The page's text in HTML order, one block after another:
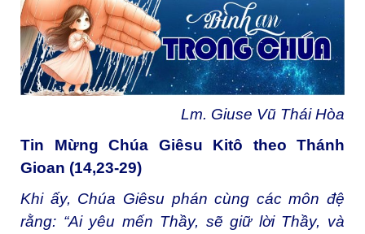
Lm. Giuse Vũ Thái Hòa
Tin Mừng Chúa Giêsu Kitô theo Thánh
Gioan (14,23-29)
Khi ấy, Chúa Giêsu phán cùng các môn đệ
rằng: “Ai yêu mến Thầy, sẽ giữ lời Thầy, và